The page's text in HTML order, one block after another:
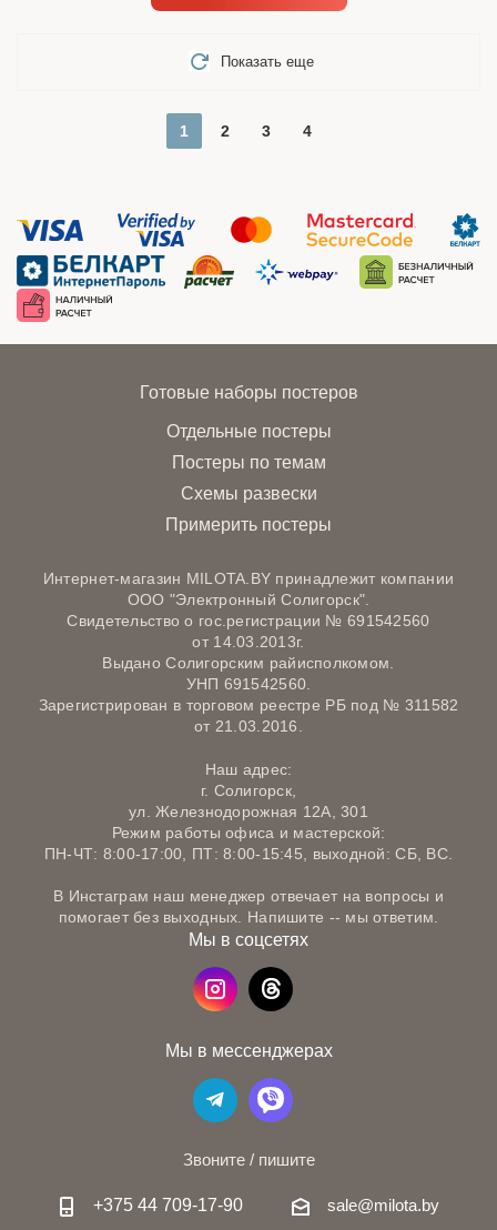
Показать еще
1 2 3 4
Готовые наборы постеров
Отдельные постеры
Постеры по темам
Схемы развески
Примерить постеры
Интернет-магазин MILOTA.BY принадлежит компании
ООО "Электронный Солигорск".
Свидетельство о гос.регистрации № 691542560
от 14.03.2013г.
Выдано Солигорским райисполкомом.
УНП 691542560.
Зарегистрирован в торговом реестре РБ под № 311582
от 21.03.2016.
Наш адрес:
г. Солигорск,
ул. Железнодорожная 12А, 301
Режим работы офиса и мастерской:
ПН-ЧТ: 8:00-17:00, ПТ: 8:00-15:45, выходной: СБ, ВС.
В Инстаграм наш менеджер отвечает на вопросы и
помогает без выходных. Напишите -- мы ответим.
Мы в соцсетях
Мы в мессенджерах
Звоните / пишите
+375 44 709-17-90 sale@milota.by